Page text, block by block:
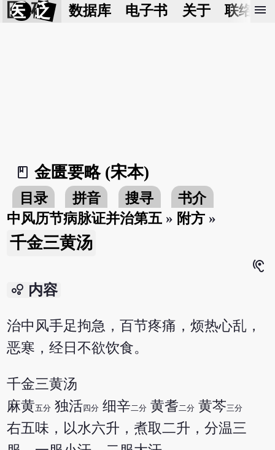
医 砭 数据库 电子书 关于 联络我
menu
book_2
金匮要略 (宋本)
目录 拼音 搜寻
书介
中风历节病脉证并治第五 » 附方 »
千金三黄汤
hearing
bubble_chart 内容
治中风手足拘急，百节疼痛，烦热心乱，
恶寒，经日不欲饮食。
千金三黄汤
麻黄五分 独活四分 细辛二分 黄耆二分 黄芩三分
右五味，以水六升，煮取二升，分温三